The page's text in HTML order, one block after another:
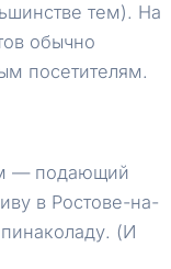
тем). На
обычно
посетителям.
— подающий
в Ростове-на-
(И